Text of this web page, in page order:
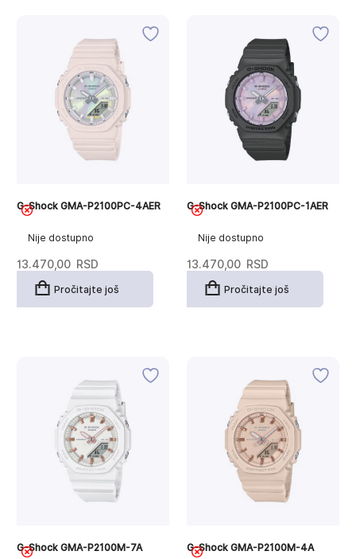
Nije dostupno
G-Shock GMA-P2100PC-4AER
13.470,00 RSD
Pročitajte još
Nije dostupno
G-Shock GMA-P2100PC-1AER
13.470,00 RSD
Pročitajte još
G-Shock GMA-P2100M-7A G-Shock GMA-P2100M-4A